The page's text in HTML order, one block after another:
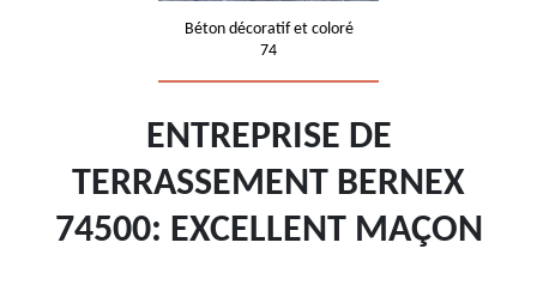
Béton décoratif et coloré
74
ENTREPRISE DE
TERRASSEMENT BERNEX
74500: EXCELLENT MAÇON